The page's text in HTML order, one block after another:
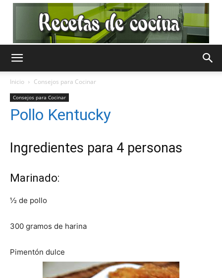
Cocina
Inicio Consejos para Cocinar
Consejos para Cocinar
Pollo Kentucky
Ingredientes para 4 personas
Marinado:
½ de pollo
300 gramos de harina
Pimentón dulce